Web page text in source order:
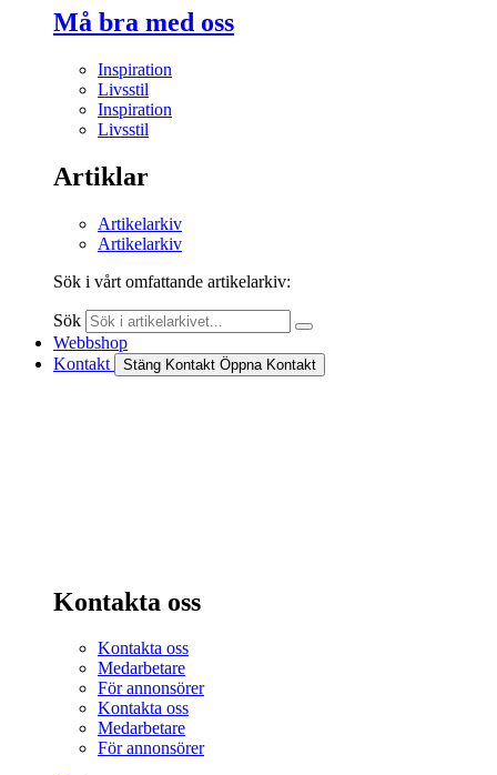
Må bra med oss
Inspiration
Livsstil
Inspiration
Livsstil
Artiklar
Artikelarkiv
Artikelarkiv
Sök i vårt omfattande artikelarkiv:
Sök
Webbshop
Kontakt
Stäng Kontakt Öppna Kontakt
Kontakta oss
Kontakta oss
Medarbetare
För annonsörer
Kontakta oss
Medarbetare
För annonsörer